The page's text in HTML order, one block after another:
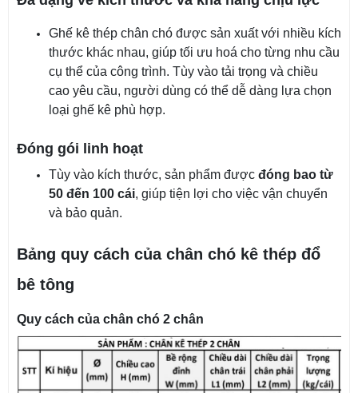
Ghế kê thép chân chó được sản xuất với nhiều kích
thước khác nhau, giúp tối ưu hoá cho từng nhu cầu
cụ thể của công trình. Tùy vào tải trọng và chiều
cao yêu cầu, người dùng có thể dễ dàng lựa chọn
loại ghế kê phù hợp.
Đóng gói linh hoạt
Tùy vào kích thước, sản phẩm được đóng bao từ
50 đến 100 cái, giúp tiện lợi cho việc vận chuyển
và bảo quản.
Bảng quy cách của chân chó kê thép đổ
bê tông
Quy cách của chân chó 2 chân